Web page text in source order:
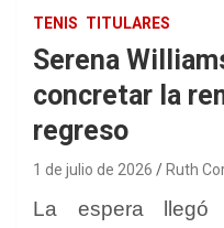
TENIS TITULARES
Serena
concretar la
regreso
1 de julio de 2026 Ruth
La espera